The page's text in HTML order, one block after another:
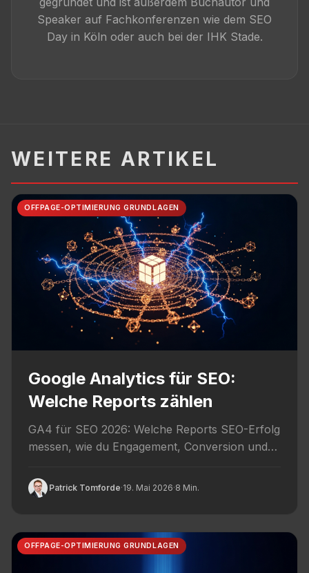
Speaker auf Fachkonferenzen wie dem SEO
Day in Köln oder auch bei der IHK Stade.
WEITERE ARTIKEL
OFFPAGE-OPTIMIERUNG GRUNDLAGEN
Google Analytics für SEO:
Welche Reports zählen
GA4 für SEO 2026: Welche Reports SEO-Erfolg
messen, wie du Engagement, Conversion und
Patrick Tomforde·19. Mai 2026·8 Min.
OFFPAGE-OPTIMIERUNG GRUNDLAGEN